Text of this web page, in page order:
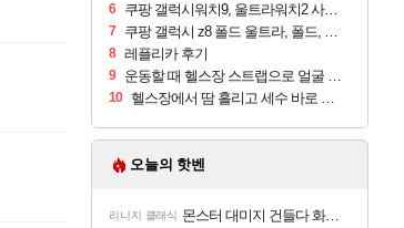
6 쿠팡 갤럭시워치9, 울트라워치2 사전구매 혜택 받아보세요
7 쿠팡 갤럭시 z8 폴드 울트라, 폴드, 플립 사전예약
8 레플리카 후기
9 운동할 때 헬스장 스트랩으로 얼굴 만졌다가 볼 뒤집어짐
10 헬스장에서 땀 흘리고 세수 바로 안 하면 트러블 나냐?
오늘의 핫벤
리니지 클래식 몬스터 대미지 건들다 화들짝하고 걸렸네 ㅋㅋㅋㅋ